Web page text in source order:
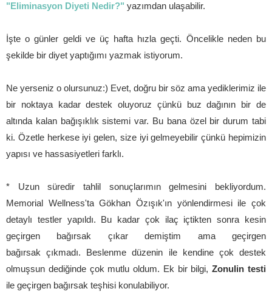
"Eliminasyon Diyeti Nedir?" yazımdan ulaşabilir.
İşte o günler geldi ve üç hafta hızla geçti. Öncelikle neden bu
şekilde bir diyet yaptığımı yazmak istiyorum.
Ne yerseniz o olursunuz:) Evet, doğru bir söz ama yediklerimiz ile
bir noktaya kadar destek oluyoruz çünkü buz dağının bir de
altında kalan bağışıklık sistemi var. Bu bana özel bir durum tabi
ki. Özetle herkese iyi gelen, size iyi gelmeyebilir çünkü hepimizin
yapısı ve hassasiyetleri farklı.
* Uzun süredir tahlil sonuçlarımın gelmesini bekliyordum.
Memorial Wellness'taGökhan Özışık'ın yönlendirmesi ile çok
detaylı testler yapıldı. Bu kadar çok ilaç içtikten sonra kesin
geçirgen bağırsak çıkar demiştim ama geçirgen
bağırsak çıkmadı. Beslenme düzenin ile kendine çok destek
olmuşsun dediğinde çok mutlu oldum. Ek bir bilgi,Zonulin testi
ile geçirgen bağırsak teşhisi konulabiliyor.